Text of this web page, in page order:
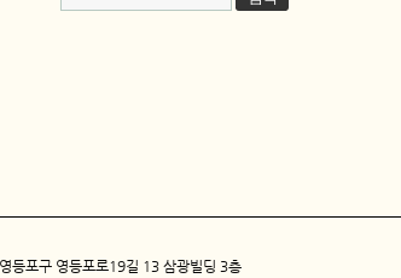
등포구 영등포로19길 13 삼광빌딩 3층